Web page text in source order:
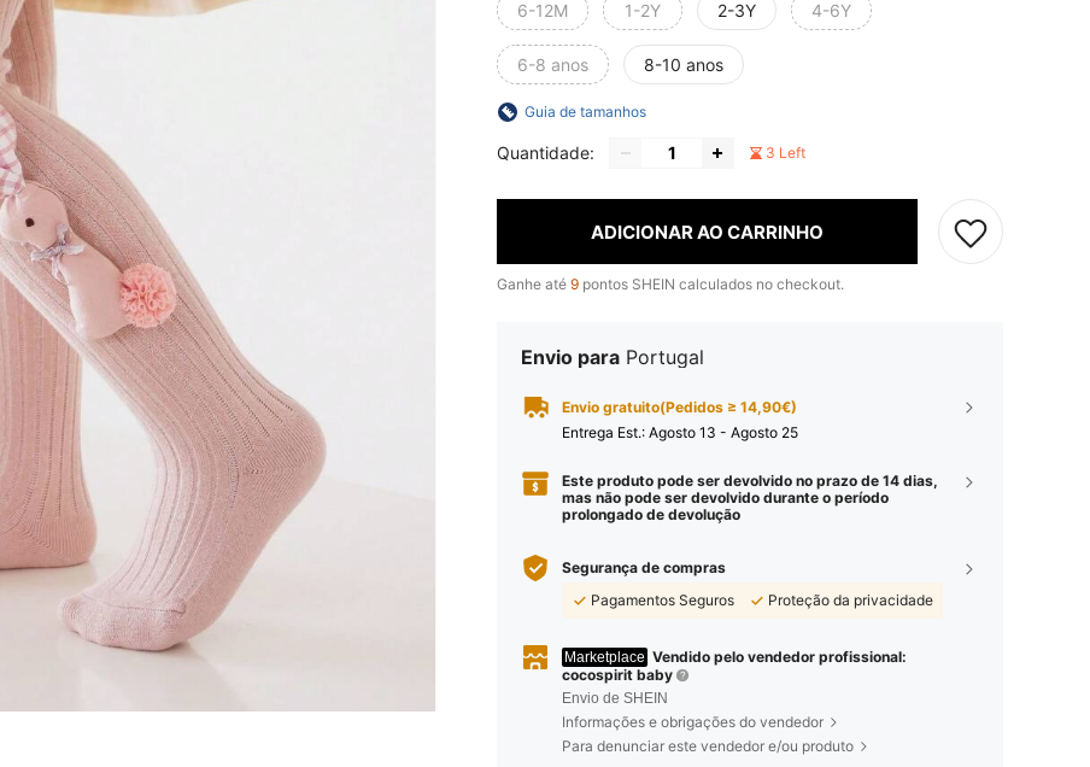
6-12M 1-2Y 2-3Y 4-6Y
6-8 anos 8-10 anos
Guia de tamanhos
Quantidade: 3 Left
ADICIONAR AO CARRINHO
Ganhe até 9 pontos SHEIN calculados no checkout.
Envio para Portugal
Envio gratuito(Pedidos ≥ 14,90€)
Entrega Est.: Agosto 13 - Agosto 25
Este produto pode ser devolvido no prazo de 14 dias,
mas não pode ser devolvido durante o período
prolongado de devolução
Segurança de compras
Pagamentos Seguros
Proteção da privacidade
Marketplace Vendido pelo vendedor profissional:
cocospirit baby
Envio de SHEIN
Informações e obrigações do vendedor
Para denunciar este vendedor e/ou produto